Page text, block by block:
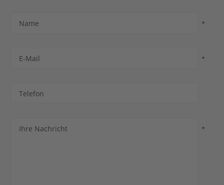
Name
E-Mail
Telefon
Ihre Nachricht